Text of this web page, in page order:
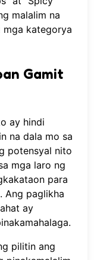
malalim na
mga kategorya
Gamit
ay hindi
na dala mo sa
potensyal nito
mga laro ng
para
Ang paglikha
ay
pilitin ang